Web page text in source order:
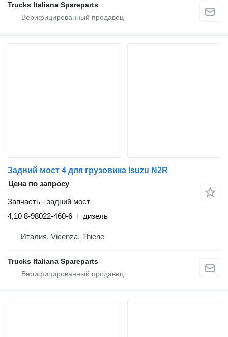
Trucks Italiana Spareparts
Задний мост 4 для грузовика Isuzu N2R
Цена по запросу
Запчасть - задний мост
4,10 8-98022-460-6
дизель
Италия, Vicenza, Thiene
Trucks Italiana Spareparts